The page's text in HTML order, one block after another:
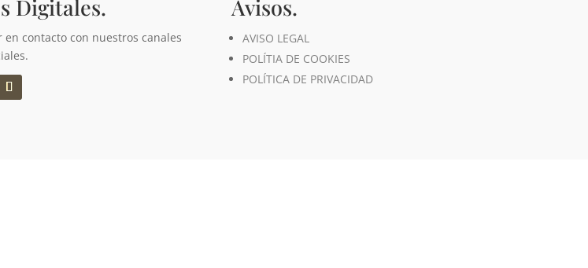
Digitales.
en contacto con nuestros canales
Avisos.
AVISO LEGAL
POLÍTIA DE COOKIES
POLÍTICA DE PRIVACIDAD